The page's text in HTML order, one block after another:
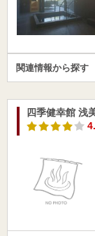
関連情報から探す
四季健幸館 浅